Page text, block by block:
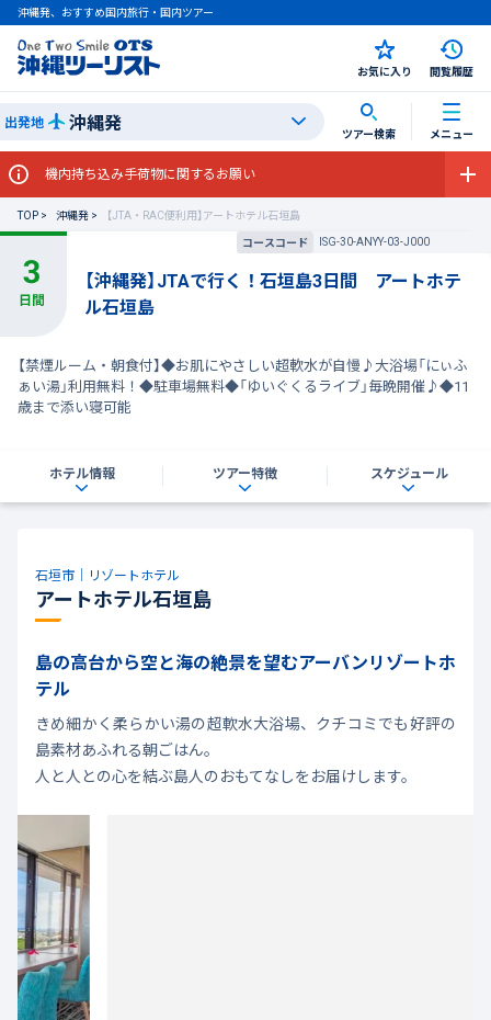
沖縄発、おすすめ国内旅行・国内ツアー
お気に入り 閲覧履歴
出発地 沖縄発 ツアー検索 メニュー
機内持ち込み手荷物に関するお願い
TOP 沖縄発
【JTA・RAC便利用】アートホテル石垣島
コースコード
ISG-30-ANYY-03-J000
【沖縄発】JTAで行く！石垣島3日間 アートホテ
ル石垣島
【禁煙ルーム・朝食付】◆お肌にやさしい超軟水が自慢♪大浴場「にぃふ
ぁい湯」利用無料！◆駐車場無料◆「ゆいぐくるライブ」毎晩開催♪◆11
歳まで添い寝可能
ホテル情報 ツアー特徴 スケジュール
石垣市｜リゾートホテル
アートホテル石垣島
島の高台から空と海の絶景を望むアーバンリゾートホ
テル
きめ細かく柔らかい湯の超軟水大浴場、クチコミでも好評の
島素材あふれる朝ごはん。
人と人との心を結ぶ島人のおもてなしをお届けします。